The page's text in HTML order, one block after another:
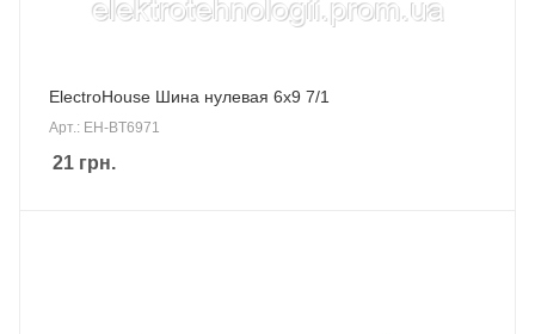
ElectroHouse Шина нулевая 6х9 7/1
Арт.: EH-BT6971
21 грн.